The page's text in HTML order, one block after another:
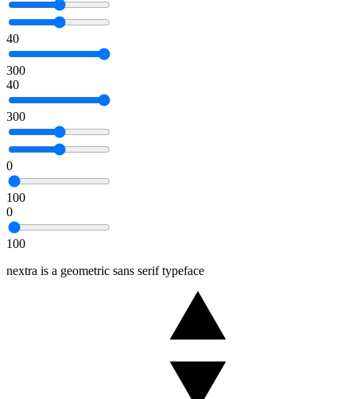
40
300
40
300
0
100
0
100
nextra is a geometric sans serif typeface